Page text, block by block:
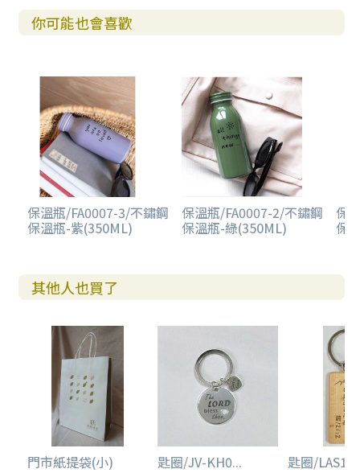
你可能也會喜歡
保溫瓶/FA0007-3/不鏽鋼
保溫瓶-紫(350ML)
保溫瓶/FA0007-2/不鏽鋼
保溫瓶-綠(350ML)
保
保
其他人也買了
門市紙提袋(小) 匙圈/JV-KH0... 匙圈/